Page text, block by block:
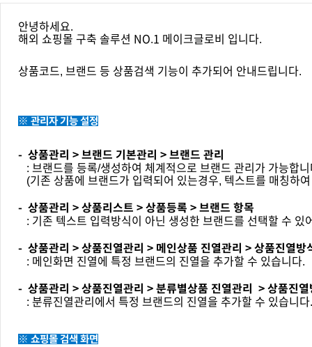
안녕하세요.
해외 쇼핑몰 구축 솔루션 NO.1 메이크글로비 입니다.
상품코드, 브랜드 등 상품검색 기능이 추가되어 안내드립니다.
※ 관리자 기능 설정
- 상품관리 > 브랜드 기본관리 > 브랜드 관리
: 브랜드를 등록/생성하여 체계적으로 브랜드 관리가 가능합니
(기존 상품에 브랜드가 입력되어 있는경우, 텍스트를 매칭하
- 상품관리 > 상품리스트 > 상품등록 > 브랜드 항목
: 기존 텍스트 입력방식이 아닌 생성한 브랜드를 선택할 수 있
- 상품관리 > 상품진열관리 > 메인상품 진열관리 > 상품진열방
: 메인화면 진열에 특정 브랜드의 진열을 추가할 수 있습니다.
- 상품관리 > 상품진열관리 > 분류별상품 진열관리 > 상품진
: 분류진열관리에서 특정 브랜드의 진열을 추가할 수 있습니다.
※ 쇼핑몰 검색 화면